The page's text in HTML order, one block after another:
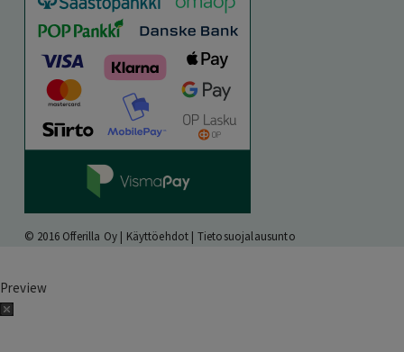
© 2016 Offerilla Oy | Käyttöehdot | Tietosuojalausunto
Preview